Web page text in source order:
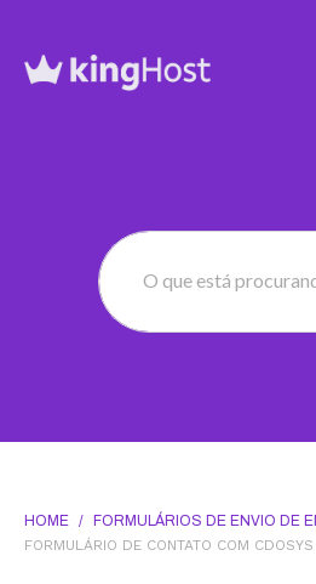
O que está
HOME / FORMULÁRIOS DE ENVIO DE
FORMULÁRIO DE CONTATO COM CDOSYS